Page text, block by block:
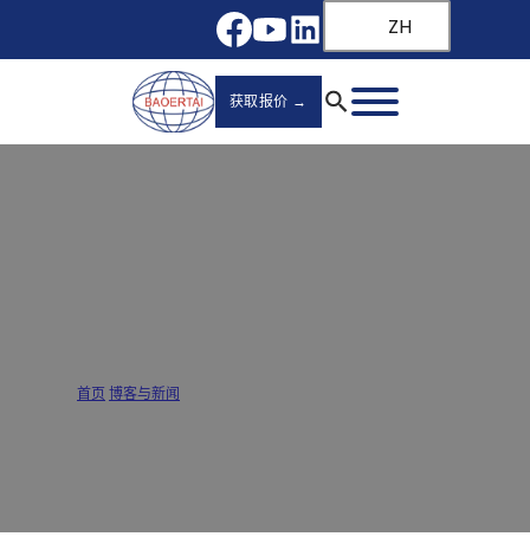
ZH
获取报价 →
首页 博客与新闻